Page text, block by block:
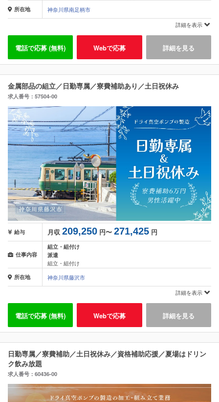
所在地
神奈川県南足柄市
詳細を表示
電話で応募 (無料) Webで応募 詳細を見る
金属部品の組立／日勤専属／寮費補助あり／土日祝休み
求人番号：57504-00
給与 月収 209,250 円〜 271,425 円
仕事内容
組立・組付け
派遣
組立・組付け
所在地
神奈川県藤沢市
詳細を表示
電話で応募 (無料) Webで応募 詳細を見る
日勤専属／寮費補助／土日祝休み／資格補助応援／夏場はドリン
ク飲み放題
求人番号：60436-00